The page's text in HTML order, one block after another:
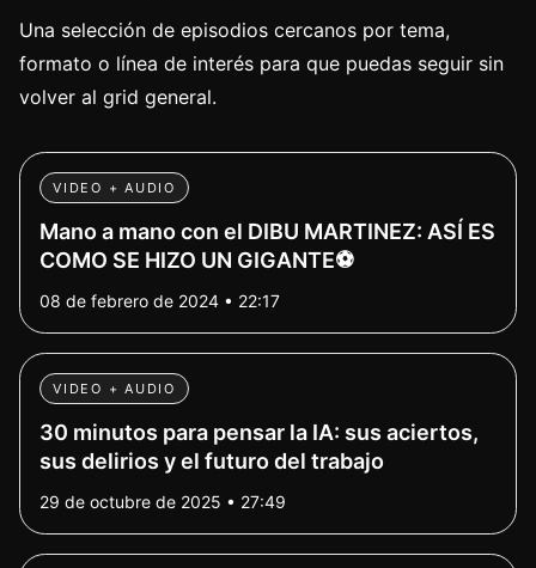
Una selección de episodios cercanos por tema,
formato o línea de interés para que puedas seguir sin
volver al grid general.
VIDEO + AUDIO
Mano a mano con el DIBU MARTINEZ: ASÍ ES
COMO SE HIZO UN GIGANTE⚽
08 de febrero de 2024 • 22:17
VIDEO + AUDIO
30 minutos para pensar la IA: sus aciertos,
sus delirios y el futuro del trabajo
29 de octubre de 2025 • 27:49